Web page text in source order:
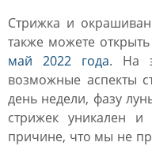
Стрижка и
также можете
май 2022 года. На
возможные аспекты
день недели, фазу
стрижек уникален
причине, что мы не